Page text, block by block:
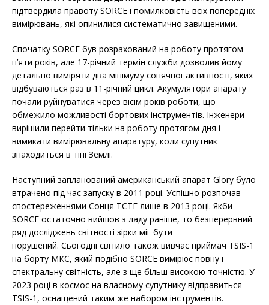
підтвердила правоту SORCE і помилковість всіх попередніх
вимірювань, які опинилися систематично завищеними.
Спочатку SORCE був розрахований на роботу протягом
п’яти років, але 17-річний термін служби дозволив йому
детально виміряти два мінімуму сонячної активності, яких
відбуваються раз в 11-річний цикл. Акумулятори апарату
почали руйнуватися через вісім років роботи, що
обмежило можливості бортових інструментів. Інженери
вирішили перейти тільки на роботу протягом дня і
вимикати вимірювальну апаратуру, коли супутник
знаходиться в тіні Землі.
Наступний запланований американський апарат Glory було
втрачено під час запуску в 2011 році. Успішно розпочав
спостереженнями Сонця TCTE лише в 2013 році. Якби
SORCE остаточно вийшов з ладу раніше, то безперервний
ряд досліджень світності зірки міг бути
порушений. Сьогодні світило також вивчає приймач TSIS-1
на борту МКС, який подібно SORCE вимірює повну і
спектральну світність, але з ще більш високою точністю. У
2023 році в космос на власному супутнику відправиться
TSIS-1, оснащений таким же набором інструментів.